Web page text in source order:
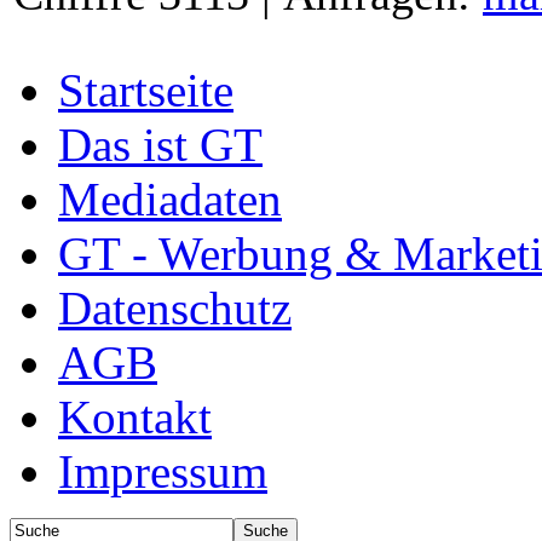
Startseite
Das ist GT
Mediadaten
GT - Werbung &
Datenschutz
AGB
Kontakt
Impressum